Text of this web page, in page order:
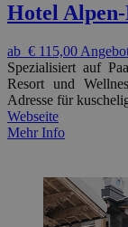
Hotel
ab € 115,00
Spezialisiert auf
Resort und
Adresse für
Webseite
Mehr Info